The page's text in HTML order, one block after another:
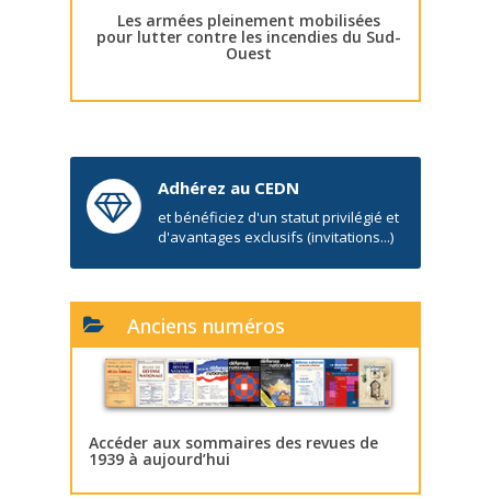
Les armées pleinement mobilisées
pour lutter contre les incendies du Sud-
Ouest
Adhérez au CEDN
et bénéficiez d'un statut privilégié et
d'avantages exclusifs (invitations...)
Anciens numéros
Accéder aux sommaires des revues de
1939 à aujourd’hui